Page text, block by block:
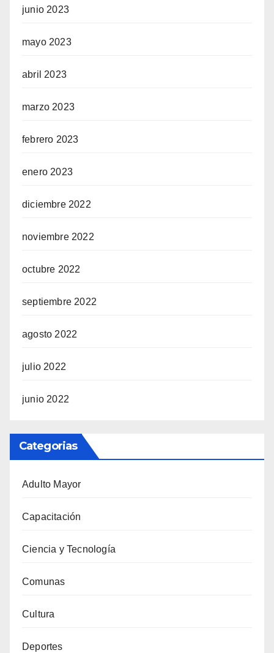
junio 2023
mayo 2023
abril 2023
marzo 2023
febrero 2023
enero 2023
diciembre 2022
noviembre 2022
octubre 2022
septiembre 2022
agosto 2022
julio 2022
junio 2022
Categorias
Adulto Mayor
Capacitación
Ciencia y Tecnología
Comunas
Cultura
Deportes